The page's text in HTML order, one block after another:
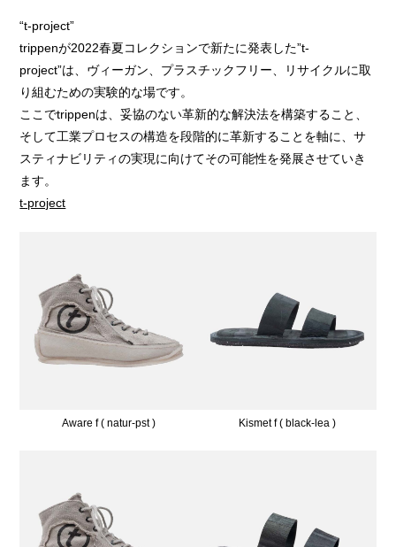
“t-project”
trippenが2022春夏コレクションで新たに発表した”t-
project”は、ヴィーガン、プラスチックフリー、リサイクルに取
り組むための実験的な場です。
ここでtrippenは、妥協のない革新的な解決法を構築すること、
そして工業プロセスの構造を段階的に革新することを軸に、サ
スティナビリティの実現に向けてその可能性を発展させていき
ます。
t-project
Aware f ( natur-pst ) Kismet f ( black-lea )